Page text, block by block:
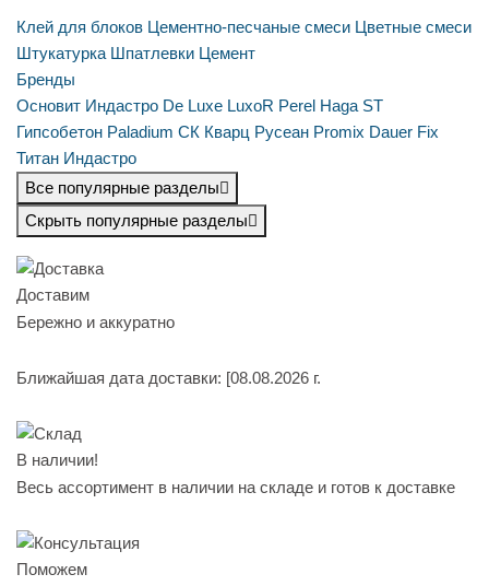
Клей для блоков Цементно-песчаные смеси Цветные смеси
Штукатурка Шпатлевки Цемент
Бренды
Основит Индастро De Luxe LuxoR Perel Haga ST
Гипсобетон Paladium СК Кварц Русеан Promix Dauer Fix
Титан Индастро
Все популярные разделы
Скрыть популярные разделы
Доставим
Бережно и аккуратно
Ближайшая дата доставки: [08.08.2026 г.
В наличии!
Весь ассортимент в наличии на складе и готов к доставке
Поможем